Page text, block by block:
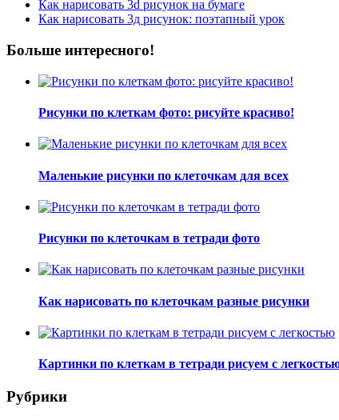
Как нарисовать 3d рисунок на бумаге
Как нарисовать 3д рисунок: поэтапный урок
Больше интересного!
Рисунки по клеткам фото: рисуйте красиво!
Маленькие рисунки по клеточкам для всех
Рисунки по клеточкам в тетради фото
Как нарисовать по клеточкам разные рисунки
Картинки по клеткам в тетради рисуем с
Рубрики